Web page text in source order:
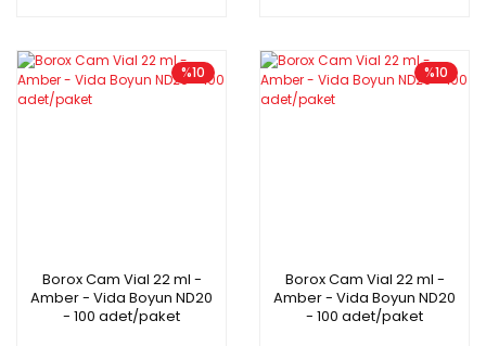
%10
Borox Cam Vial 22 ml -
Amber - Vida Boyun ND20
- 100 adet/paket
%10
Borox Cam Vial 22 ml -
Amber - Vida Boyun ND20
- 100 adet/paket